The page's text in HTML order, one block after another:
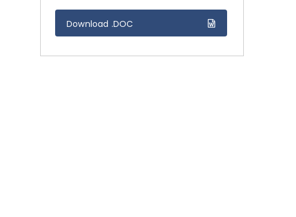
Download .DOC